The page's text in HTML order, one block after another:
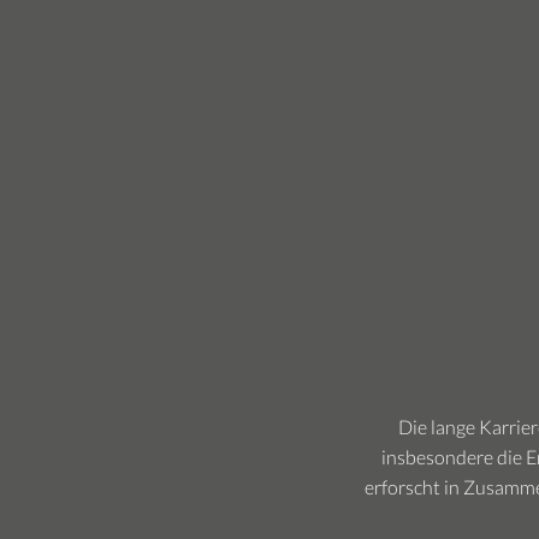
Die lange
insbesondere die
erforscht in